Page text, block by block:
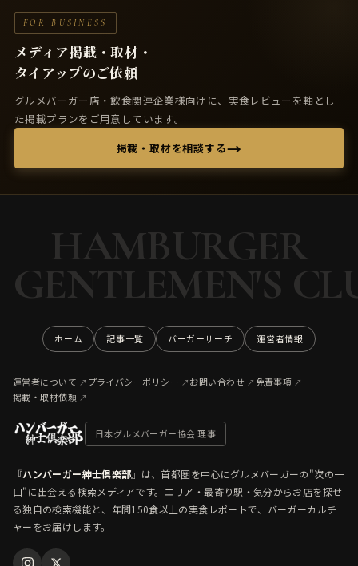
FOR BUSINESS
メディア掲載・取材・
タイアップのご依頼
グルメバーガー店・飲食関連企業様向けに、実食レビューを軸とし
た掲載プランをご用意しています。
掲載・取材を相談する→
HAMBURGER
GENTLEMEN'S
ホーム 記事一覧 バーガーサーチ 運営者情報
運営者について プライバシーポリシー お問い合わせ
免責事項
掲載・取材依頼
日本グルメバーガー協会 理事
『ハンバーガー紳士倶楽部』は、首都圏を中心にグルメバーガーの"次の一
口"に出会える検索メディアです。エリア・最寄り駅・気分からお店を探せ
る独自の検索機能と、年間150食以上の実食レポートで、バーガーカルチ
ャーをお届けします。